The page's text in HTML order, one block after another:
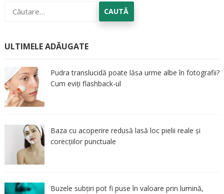
Caută
după:
ULTIMELE ADĂUGATE
Pudra translucidă poate lăsa urme albe în fotografii?
Cum eviți flashback-ul
Baza cu acoperire redusă lasă loc pielii reale și
corecțiilor punctuale
Buzele subțiri pot fi puse în valoare prin lumină,